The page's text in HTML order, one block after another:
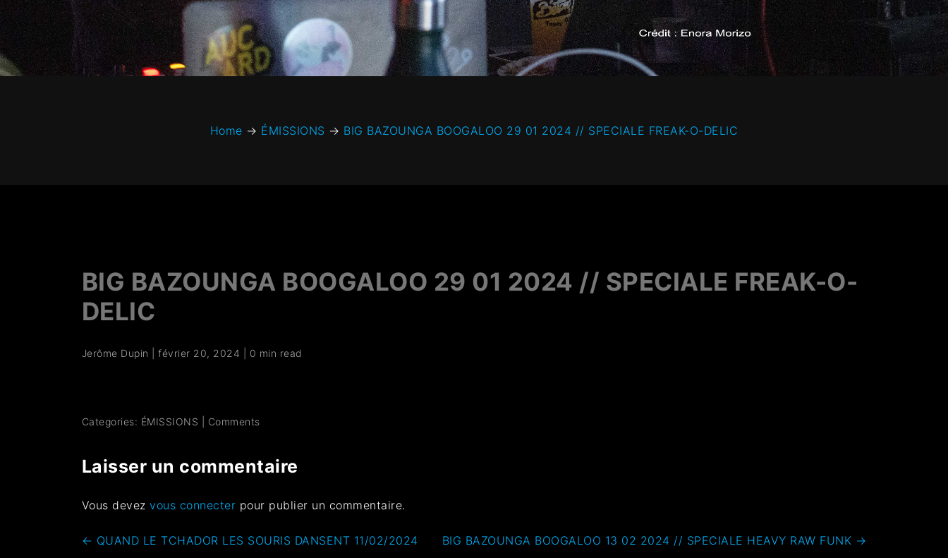
Home → ÉMISSIONS → BIG BAZOUNGA BOOGALOO 29 01 2024 // SPECIALE FREAK-O-DELIC
BIG BAZOUNGA BOOGALOO 29 01 2024 // SPECIALE FREAK-O-
DELIC
Jerôme Dupin |février 20, 2024 0 min read
Categories: ÉMISSIONS Comments
Laisser un commentaire
Vous devezvous connecter pour publier un commentaire.
← QUAND LE TCHADOR LES SOURIS DANSENT 11/02/2024 BIG BAZOUNGA BOOGALOO 13 02 2024 // SPECIALE HEAVY RAW FUNK →